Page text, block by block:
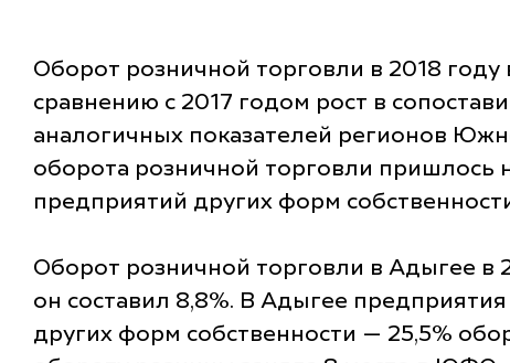
Оборот розничной торговли в 2018 году
сравнению с 2017 годом рост в
аналогичных показателей регионов
оборота розничной торговли пришлось
предприятий других форм
Оборот розничной торговли в Адыгее в
он составил 8,8%. В Адыгее
других форм собственности — 25,5%